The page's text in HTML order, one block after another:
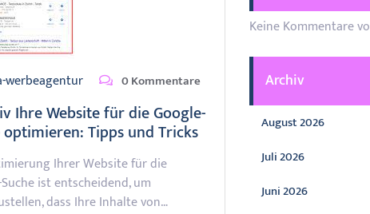
werbeagentur 0 Kommentare
Ihre Website für die Google-
optimieren: Tipps und Tricks
Ihrer Website für die
ist entscheidend, um
dass Ihre Inhalte von…
Keine Kommentare
Archiv
August 2026
Juli 2026
Juni 2026